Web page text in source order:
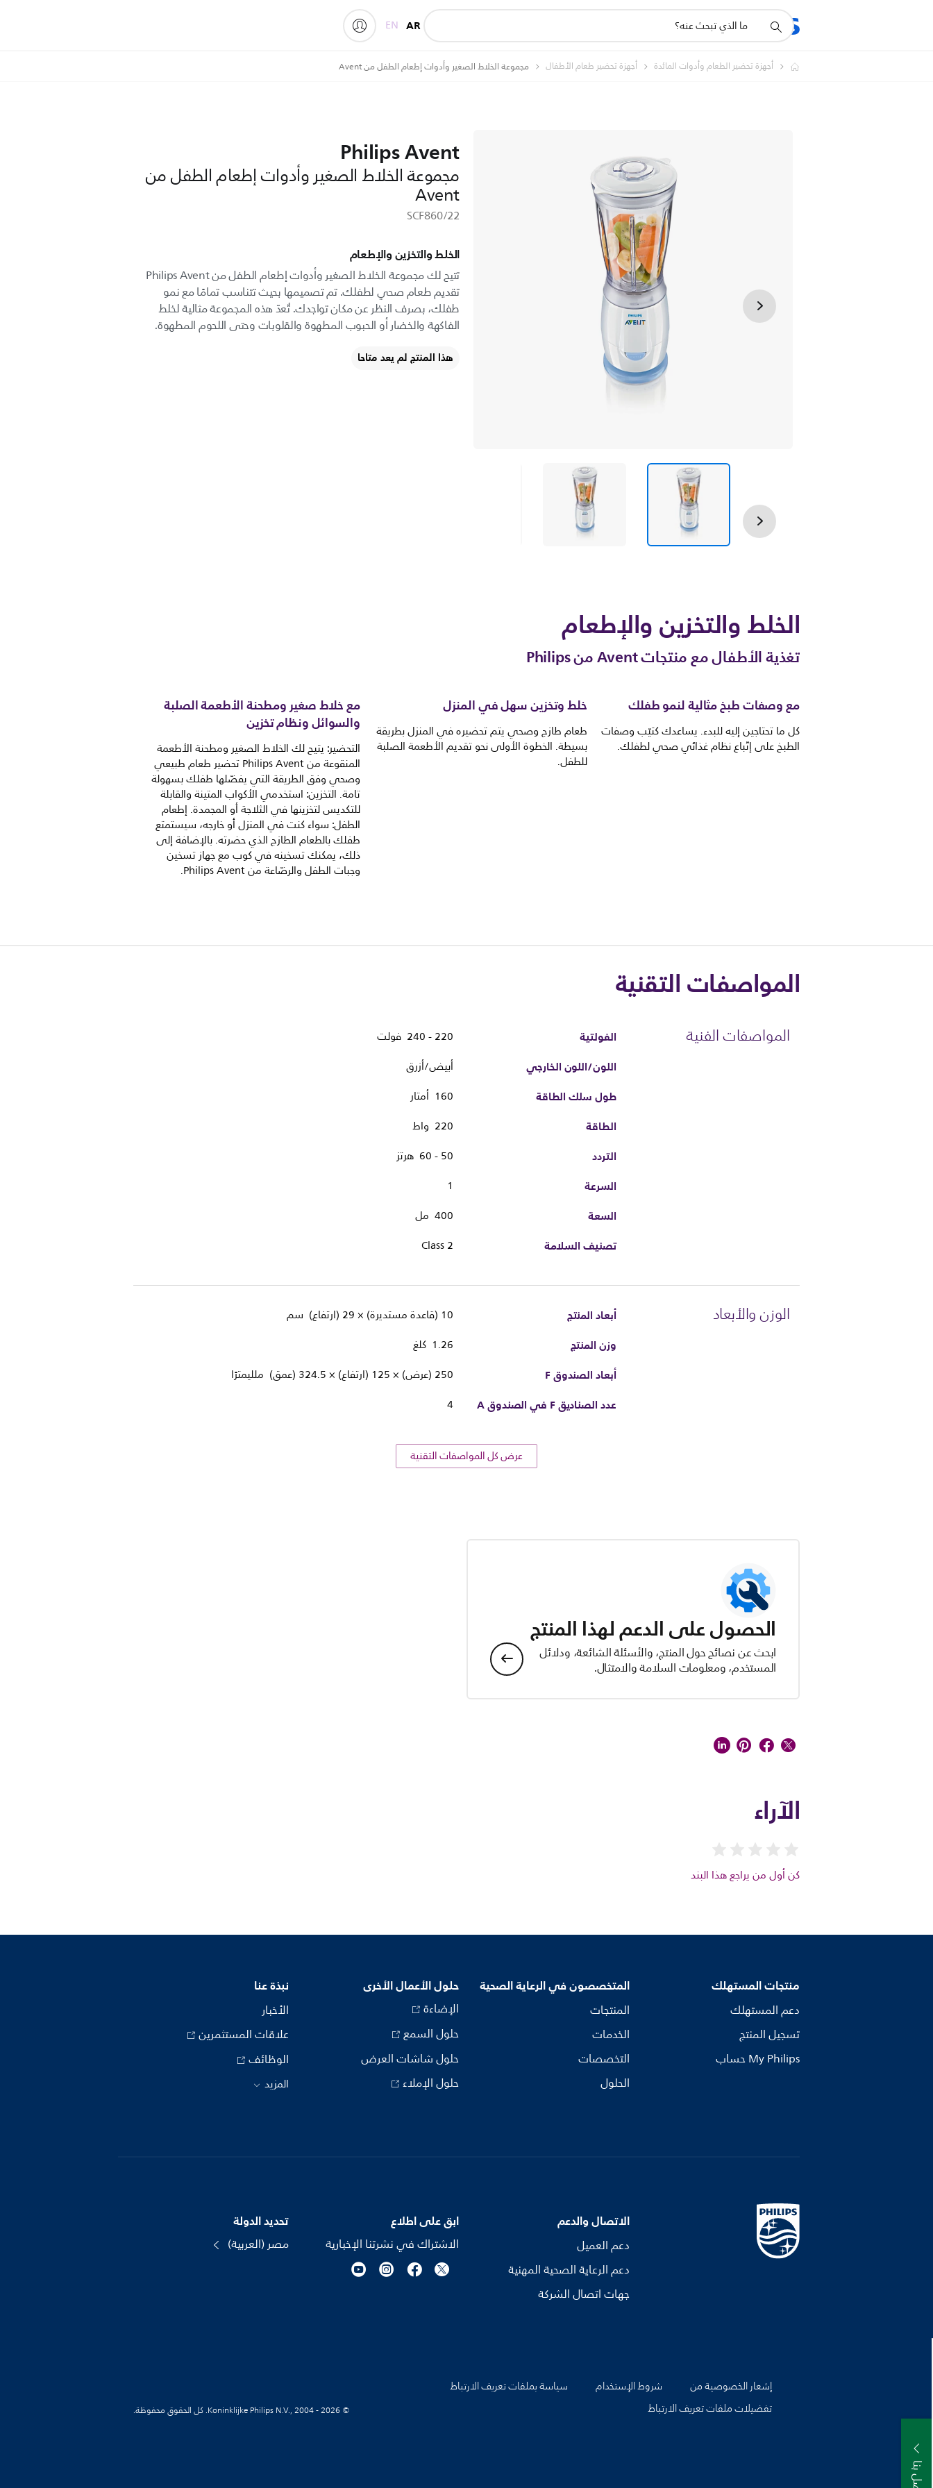
المنتجات
أيقونة
دعم
AR
EN
أجهزة تحضير الطعام وأدوات المائدة أجهزة تحضير طعام الأطفال مجموعة الخلاط الصغير وأدوات إطعام الطفل من Avent
Philips Avent
مجموعة الخلاط الصغير وأدوات إطعام الطفل من
Avent
SCF860/22
الخلط والتخزين والإطعام
تتيح لك مجموعة الخلاط الصغير وأدوات إطعام الطفل من Philips Avent
تقديم طعام صحي لطفلك. تم تصميمها بحيث تتناسب تمامًا مع نمو
طفلك، بصرف النظر عن مكان تواجدك. تُعدّ هذه المجموعة مثالية لخلط
الفاكهة والخضار أو الحبوب المطهوة والقلوبات وحتى اللحوم المطهوة.
هذا المنتج لم يعد متاحا
الخلط والتخزين والإطعام
تغذية الأطفال مع منتجات Avent من Philips
مع وصفات طبخ مثالية لنمو طفلك
كل ما تحتاجين إليه للبدء. يساعدك كتيّب وصفات
الطبخ على إتّباع نظام غذائي صحي لطفلك.
خلط وتخزين سهل في المنزل
طعام طازج وصحي يتم تحضيره في المنزل بطريقة
بسيطة. الخطوة الأولى نحو تقديم الأطعمة الصلبة
للطفل.
مع خلاط صغير ومطحنة الأطعمة الصلبة
والسوائل ونظام تخزين
التحضير: يتيح لك الخلاط الصغير ومطحنة الأطعمة
المنقوعة من Philips Avent تحضير طعام طبيعي
وصحي وفق الطريقة التي يفضّلها طفلك بسهولة
تامة. التخزين: استخدمي الأكواب المتينة والقابلة
للتكديس لتخزينها في الثلاجة أو المجمدة. إطعام
الطفل: سواء كنت في المنزل أو خارجه، سيستمتع
طفلك بالطعام الطازج الذي حضرته. بالإضافة إلى
ذلك، يمكنك تسخينه في كوب مع جهاز تسخين
وجبات الطفل والرضّاعة من Philips Avent.
المواصفات التقنية
المواصفات الفنية الفولتية 220 - 240 فولت
اللون/اللون الخارجي أبيض/أزرق
طول سلك الطاقة 160 أمتار
الطاقة 220 واط
التردد 50 - 60 هرتز
السرعة 1
السعة 400 مل
تصنيف السلامة Class 2
الوزن والأبعاد أبعاد المنتج 10 (قاعدة مستديرة) ×‏ 29 (ارتفاع) سم
وزن المنتج 1.26 كلغ
أبعاد الصندوق F 250 (عرض) × 125 (ارتفاع) × 324.5 (عمق) ملليمترًا
عدد الصناديق F في الصندوق A 4
عرض كل المواصفات التقنية
الحصول على الدعم لهذا المنتج
ابحث عن نصائح حول المنتج، والأسئلة الشائعة، ودلائل
المستخدم، ومعلومات السلامة والامتثال.
الآراء
كن أول من يراجع هذا البند
منتجات المستهلك
دعم المستهلك
تسجيل المنتج
My Philips حساب
المتخصصون في الرعاية الصحية
المنتجات
الخدمات
التخصصات
الحلول
حلول الأعمال الأخرى
الإضاءة
حلول السمع
حلول شاشات العرض
حلول الإملاء
نبذة عنا
الأخبار
علاقات المستثمرين
الوظائف
المزيد
الاتصال والدعم
دعم العميل
دعم الرعاية الصحية المهنية
جهات اتصال الشركة
ابق على اطلاع
الاشتراك في نشرتنا الإخبارية
تحديد الدولة
مصر (العربية)
إشعار الخصوصية من شروط الإستخدام
سياسة بملفات تعريف الارتباط
تفضيلات ملفات تعريف الارتباط
© Koninklijke Philips N.V., 2004 - 2026. كل الحقوق محفوظة.
اتصل بنا